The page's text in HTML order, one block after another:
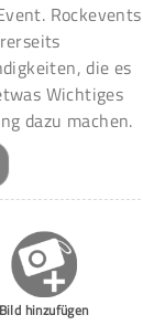
Rockevents
die es
Wichtiges
dazu machen.
Bild hinzufügen